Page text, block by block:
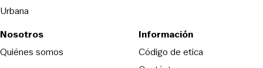
Urbana
Nosotros
Quiénes somos
Información
Código de eticaOpens in new